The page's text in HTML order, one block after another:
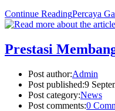
Continue ReadingPercaya
Prestasi
Post author:Admin
Post published:9
Post category:News
Post comments:0